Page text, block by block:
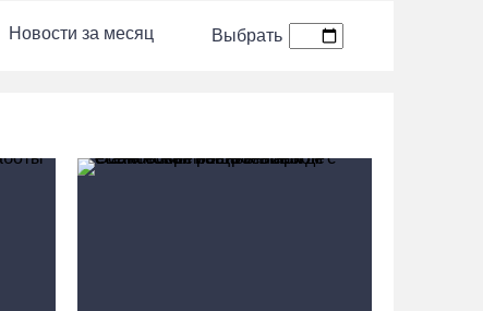
Общественные наблюдатели Вологодчины
готовятся к работе на выборах
обработал около 13 тысяч обращений
Новости за месяц Выбрать